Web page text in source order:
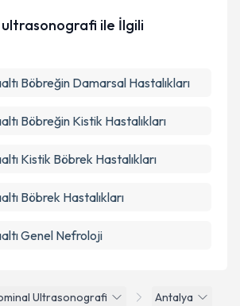
Ultrasonografi
Antalya
ile İlgili
Böbreğin Damarsal Hastalıkları
Böbreğin Kistik Hastalıkları
Kistik Böbrek Hastalıkları
Böbrek Hastalıkları
Genel Nefroloji